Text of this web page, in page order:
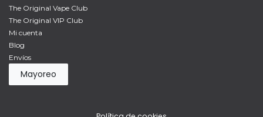
The Original Vape Club
The Original VIP Club
Mi cuenta
Blog
Envíos
Mayoreo